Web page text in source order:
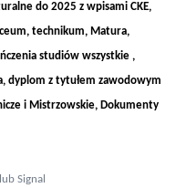
do 2025 z wpisami CKE,
technikum, Matura,
studiów wszystkie ,
dyplom z tytułem zawodowym
i Mistrzowskie, Dokumenty
Signal